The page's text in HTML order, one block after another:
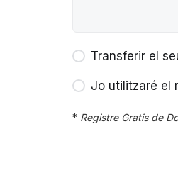
Transferir el
Jo utilitzaré el
* Registre Gratis de